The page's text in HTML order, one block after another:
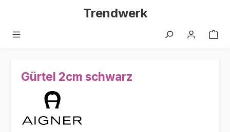
Zum Hauptinhalt springenTrendwerk
Gürtel 2cm schwarz